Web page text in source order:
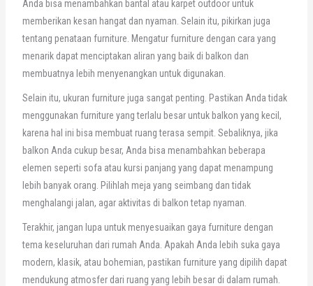
Anda bisa menambahkan bantal atau karpet outdoor untuk
memberikan kesan hangat dan nyaman. Selain itu, pikirkan juga
tentang penataan furniture. Mengatur furniture dengan cara yang
menarik dapat menciptakan aliran yang baik di balkon dan
membuatnya lebih menyenangkan untuk digunakan.
Selain itu, ukuran furniture juga sangat penting. Pastikan Anda tidak
menggunakan furniture yang terlalu besar untuk balkon yang kecil,
karena hal ini bisa membuat ruang terasa sempit. Sebaliknya, jika
balkon Anda cukup besar, Anda bisa menambahkan beberapa
elemen seperti sofa atau kursi panjang yang dapat menampung
lebih banyak orang. Pilihlah meja yang seimbang dan tidak
menghalangi jalan, agar aktivitas di balkon tetap nyaman.
Terakhir, jangan lupa untuk menyesuaikan gaya furniture dengan
tema keseluruhan dari rumah Anda. Apakah Anda lebih suka gaya
modern, klasik, atau bohemian, pastikan furniture yang dipilih dapat
mendukung atmosfer dari ruang yang lebih besar di dalam rumah.